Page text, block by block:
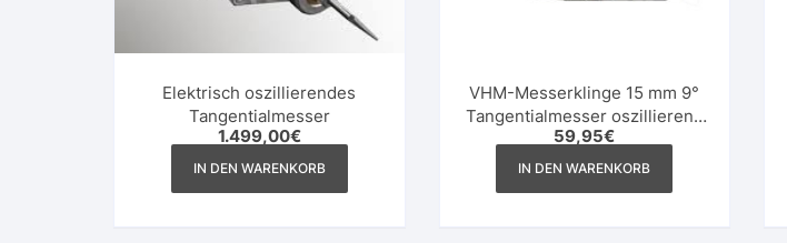
Elektrisch oszillierendes
Tangentialmesser
1.499,00€
IN DEN WARENKORB
VHM-Messerklinge 15 mm 9°
Tangentialmesser oszillierend
rund
59,95€
IN DEN WARENKORB